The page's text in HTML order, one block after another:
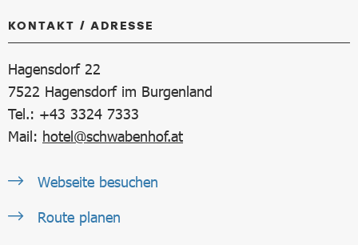
KONTAKT / ADRESSE
Hagensdorf 22
7522 Hagensdorf im Burgenland
Tel.: +43 3324 7333
Mail: hotel@schwabenhof.at
Webseite besuchen
Route planen